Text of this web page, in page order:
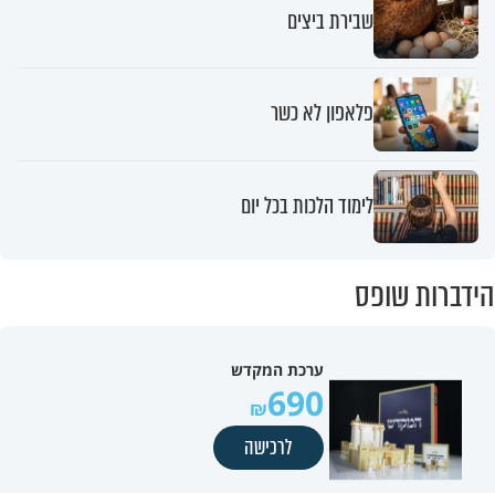
שבירת ביצים
פלאפון לא כשר
לימוד הלכות בכל יום
הידברות שופס
ערכת המקדש
690
לרכישה